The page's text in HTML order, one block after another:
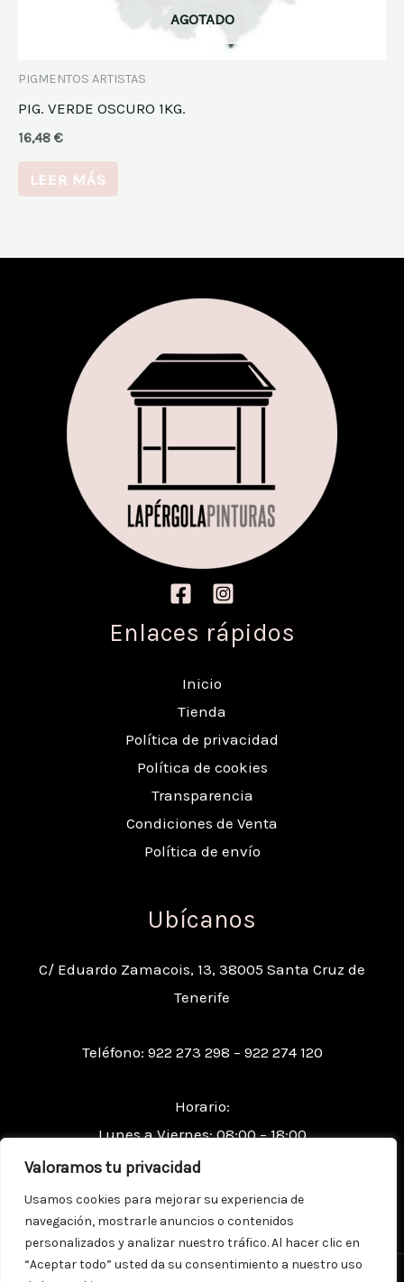
Valoramos tu privacidad
Usamos cookies para mejorar su experiencia de
navegación, mostrarle anuncios o contenidos
personalizados y analizar nuestro tráfico. Al hacer clic en
“Aceptar todo” usted da su consentimiento a nuestro uso
AGOTADO
PIGMENTOS ARTISTAS
PIG. VERDE OSCURO 1KG.
16,48 €
LEER MÁS
Enlaces rápidos
Inicio
Tienda
Política de privacidad
Política de cookies
Transparencia
Condiciones de Venta
Política de envío
Ubícanos
C/ Eduardo Zamacois, 13, 38005 Santa Cruz de
Tenerife
Teléfono: 922 273 298 – 922 274 120
Horario:
Lunes a Viernes: 08:00 – 18:00
Sábados: 09:00 – 13:00